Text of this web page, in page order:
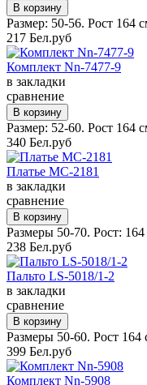
Размер: 50-56. Рост 164
217 Бел.руб
Комплект Nn-7477-9
в закладки
сравнение
Размер: 52-60. Рост 164
340 Бел.руб
Платье MC-2181
в закладки
сравнение
Размеры 50-70. Рост:
238 Бел.руб
Пальто LS-5018/1-2
в закладки
сравнение
Размеры 50-60. Рост 164
399 Бел.руб
Комплект Nn-5908